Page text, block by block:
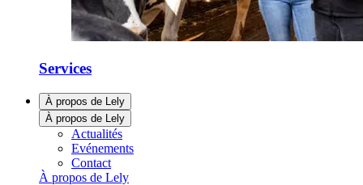
Services
À propos de Lely
À propos de Lely
Actualités
Evénements
Contact
À propos de Lely